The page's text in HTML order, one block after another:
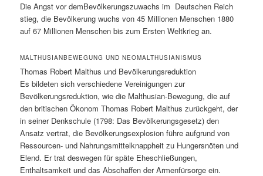
Die Angst vor demBevölkerungszuwachs im Deutschen Reich
stieg, die Bevölkerung wuchs von 45 Millionen Menschen 1880
auf 67 Millionen Menschen bis zum Ersten Weltkrieg an.
MALTHUSIANBEWEGUNG UND NEOMALTHUSIANISMUS
Thomas Robert Malthus und Bevölkerungsreduktion
Es bildeten sich verschiedene Vereinigungen zur
Bevölkerungsreduktion, wie die Malthusian-Bewegung, die auf
den britischen Ökonom Thomas Robert Malthus zurückgeht, der
in seiner Denkschule (1798: Das Bevölkerungsgesetz) den
Ansatz vertrat, die Bevölkerungsexplosion führe aufgrund von
Ressourcen- und Nahrungsmittelknappheit zu Hungersnöten und
Elend. Er trat deswegen für späte Eheschließungen,
Enthaltsamkeit und das Abschaffen der Armenfürsorge ein.